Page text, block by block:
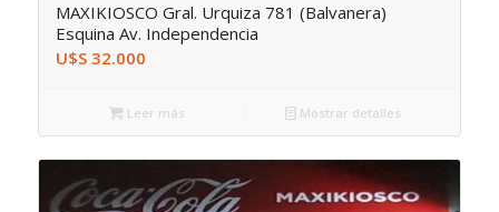
MAXIKIOSCO Gral. Urquiza 781 (Balvanera)
Esquina Av. Independencia
U$S32.000
Leer más Mostrar detalles